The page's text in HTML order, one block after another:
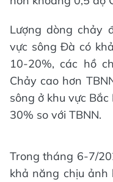
Lượng dòng chảy
vực sông Đà có
10-20%, các hồ
Chảy cao hơn
sông ở khu vực
30% so với TBNN.
Trong tháng 6-7/
khả năng chịu ảnh